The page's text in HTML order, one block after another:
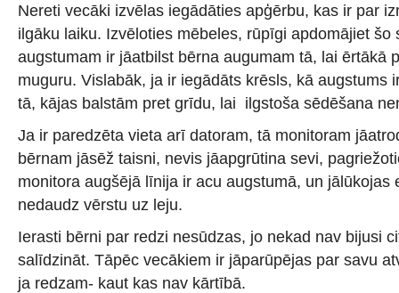
Nereti vecāki izvēlas iegādāties apģērbu, kas ir par
ilgāku laiku. Izvēloties mēbeles, rūpīgi apdomājiet šo
augstumam ir jāatbilst bērna augumam tā, lai ērtākā
muguru. Vislabāk, ja ir iegādāts krēsls, kā augstums
tā, kājas balstām pret grīdu, lai ilgstoša sēdēšana
Ja ir paredzēta vieta arī datoram, tā monitoram
bērnam jāsēž taisni, nevis jāapgrūtina sevi,
monitora augšējā līnija ir acu augstumā, un jālūkojas
nedaudz vērstu uz leju.
Ierasti bērni par redzi nesūdzas, jo nekad nav bijusi
salīdzināt. Tāpēc vecākiem ir jāparūpējas par savu
ja redzam- kaut kas nav kārtībā.